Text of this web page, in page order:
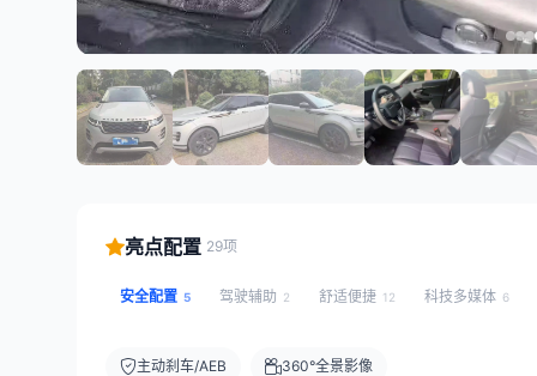
亮点配置 29项
安全配置 5 驾驶辅助 2 舒适便捷 12 科技多媒体 6
主动刹车/AEB 360°全景影像